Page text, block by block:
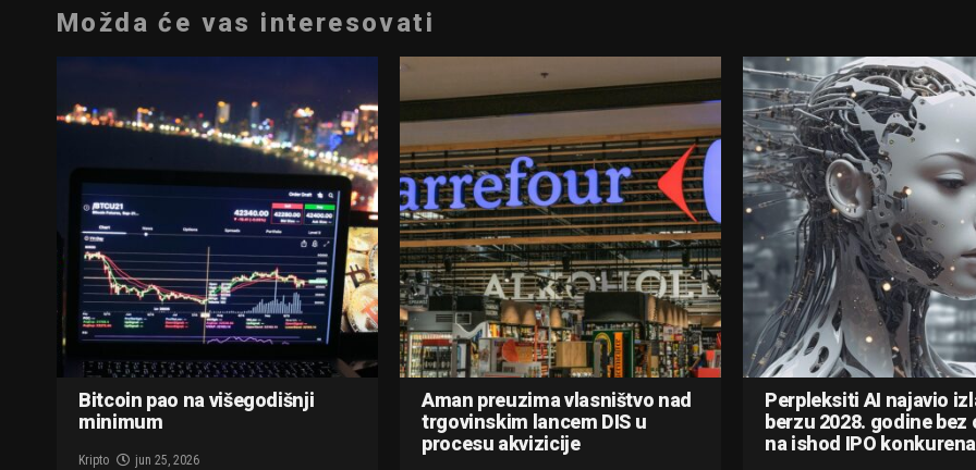
Možda će vas interesovati
Bitcoin pao na višegodišnji
minimum
Kripto jun 25, 2026
Aman preuzima vlasništvo nad
trgovinskim lancem DIS u
procesu akvizicije
Perpleksiti AI najavio
berzu 2028. godine bez
na ishod IPO